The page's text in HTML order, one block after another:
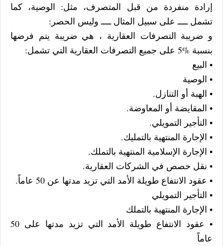
إرادة منفردة من قبل المتصرف، مثل: الوصية، كما
تشمل ــــ على سبيل المثال ــــ وليس الحصر:
و ضريبة التصرفات العقارية ، هي ضريبة يتم فرضها
بنسبة %5 على جميع التصرفات العقارية التي تشمل:
• البيع
• الوصية
• الهبة أو التنازل.
• المقايضة أو المعاوضة.
• التأجير التمويلي.
• الإجارة المنتهية بالتمليك.
• الإجارة الإسلامية المنتهية بالتملك.
• نقل حصص في الشركات العقارية.
• عقود الانتفاع طويلة الأمد التي تزيد مدتها عن 50 عاماً.
• التأجير التمويلي
• الإجارة المنتهية بالتملك
• عقود الانتفاع طويلة الأمد التي تزيد مدتها على 50
عاماً